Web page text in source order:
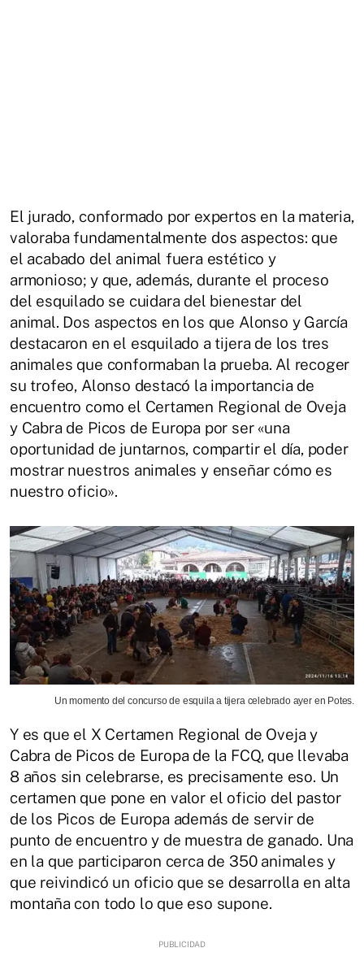
El jurado, conformado por expertos en la materia,
valoraba fundamentalmente dos aspectos: que
el acabado del animal fuera estético y
armonioso; y que, además, durante el proceso
del esquilado se cuidara del bienestar del
animal. Dos aspectos en los que Alonso y García
destacaron en el esquilado a tijera de los tres
animales que conformaban la prueba. Al recoger
su trofeo, Alonso destacó la importancia de
encuentro como el Certamen Regional de Oveja
y Cabra de Picos de Europa por ser «una
oportunidad de juntarnos, compartir el día, poder
mostrar nuestros animales y enseñar cómo es
nuestro oficio».
Un momento del concurso de esquila a tijera celebrado ayer en Potes.
Y es que el X Certamen Regional de Oveja y
Cabra de Picos de Europa de la FCQ, que llevaba
8 años sin celebrarse, es precisamente eso. Un
certamen que pone en valor el oficio del pastor
de los Picos de Europa además de servir de
punto de encuentro y de muestra de ganado. Una
en la que participaron cerca de 350 animales y
que reivindicó un oficio que se desarrolla en alta
montaña con todo lo que eso supone.